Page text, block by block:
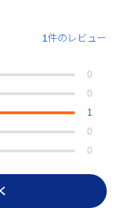
1件のレビュー
0
0
1
0
0